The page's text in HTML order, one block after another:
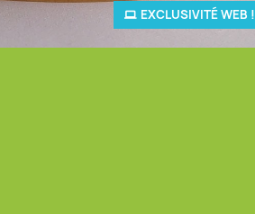
EXCLUSIVITÉ WEB !